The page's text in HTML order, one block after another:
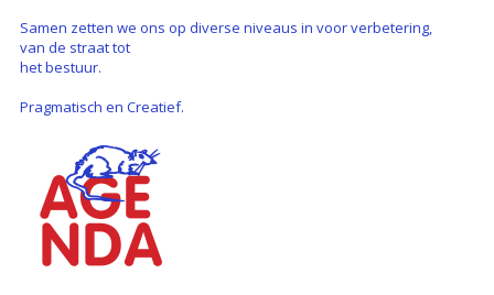
Samen zetten we ons op diverse niveaus in voor verbetering,
van de straat tot
het bestuur.
Pragmatisch en Creatief.